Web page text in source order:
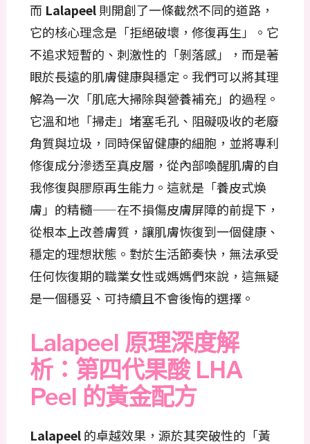
而 Lalapeel則開創了一條截然不同的道路，
它的核心理念是「拒絕破壞，修復再生」。它
不追求短暫的、刺激性的「剝落感」，而是著
眼於長遠的肌膚健康與穩定。我們可以將其理
解為一次「肌底大掃除與營養補充」的過程。
它溫和地「掃走」堵塞毛孔、阻礙吸收的老廢
角質與垃圾，同時保留健康的細胞，並將專利
修復成分滲透至真皮層，從內部喚醒肌膚的自
我修復與膠原再生能力。這就是「養皮式煥
膚」的精髓——在不損傷皮膚屏障的前提下，
從根本上改善膚質，讓肌膚恢復到一個健康、
穩定的理想狀態。對於生活節奏快，無法承受
任何恢復期的職業女性或媽媽們來說，這無疑
是一個穩妥、可持續且不會後悔的選擇。
Lalapeel 原理深度解
析：第四代果酸 LHA
Peel 的黃金配方
Lalapeel的卓越效果，源於其突破性的「黃